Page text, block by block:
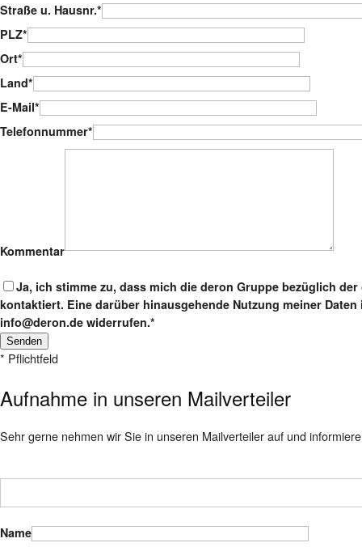
Straße u. Hausnr.*
PLZ*
Ort*
Land*
E-Mail*
Telefonnummer*
Kommentar
Ja, ich stimme zu, dass mich die deron Gruppe bezüglich
kontaktiert. Eine darüber hinausgehende Nutzung meiner
info@deron.de widerrufen.*
Please leave this field empty.
* Pflichtfeld
Aufnahme in unseren Mailverteiler
Sehr gerne nehmen wir Sie in unseren Mailverteiler auf und
Name